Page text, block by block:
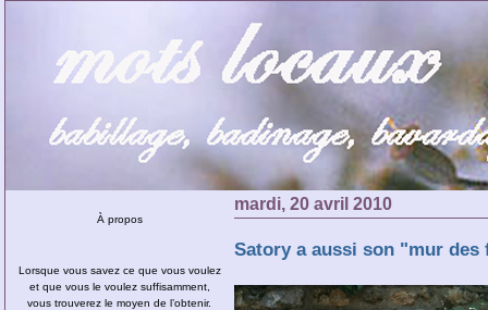
À propos
Lorsque vous savez ce que vous voulez
et que vous le voulez suffisamment,
vous trouverez le moyen de l’obtenir.
mardi, 20 avril 2010
Satory a aussi son "mur des